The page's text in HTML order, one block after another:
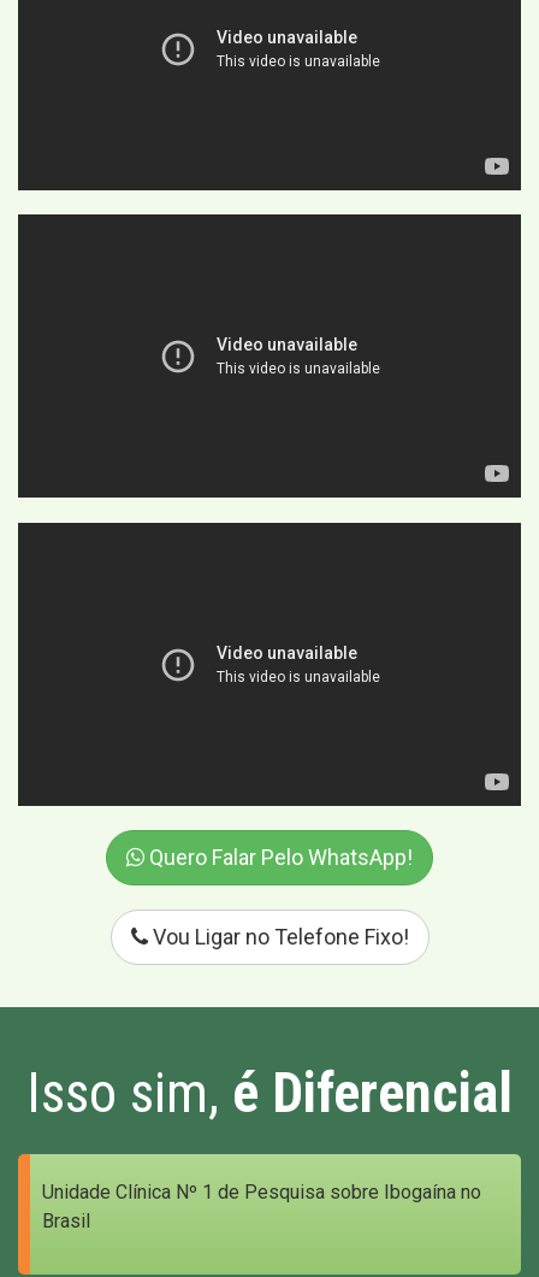
Quero Falar Pelo WhatsApp!
Vou Ligar no Telefone Fixo!
Isso sim, é Diferencial
Unidade Clínica Nº 1 de Pesquisa sobre Ibogaína no
Brasil